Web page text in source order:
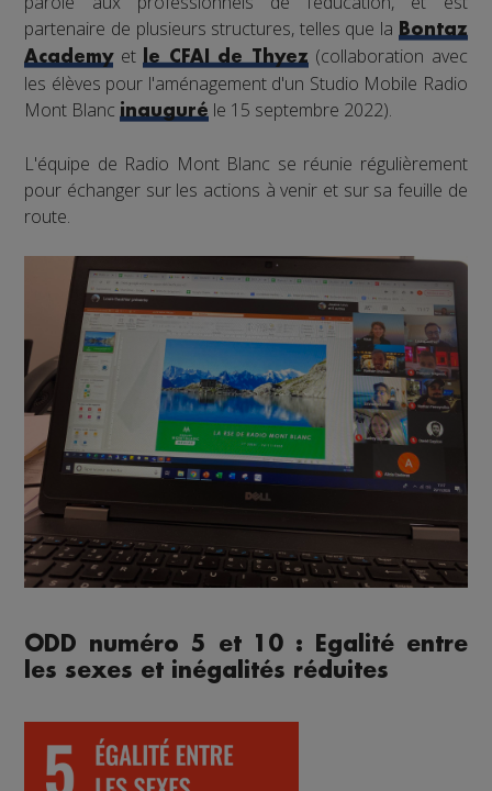
partenaire de plusieurs structures, telles que la
Bontaz
Academyet le CFAI de Thyez(collaboration avec
les élèves pour l'aménagement d'un Studio Mobile Radio
Mont Blancinauguré le 15 septembre 2022).
L'équipe de Radio Mont Blanc se réunie régulièrement
pour échanger sur les actions à venir et sur sa feuille de
route.
ODD numéro 5 et 10 : Egalité entre
les sexes et inégalités réduites